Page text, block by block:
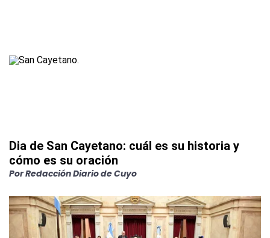
Dia de San Cayetano: cuál es su historia y
cómo es su oración
PorRedacción Diario de Cuyo